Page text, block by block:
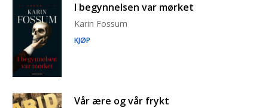
I begynnelsen var mørket
Karin Fossum
KJØP
Vår ære og vår frykt